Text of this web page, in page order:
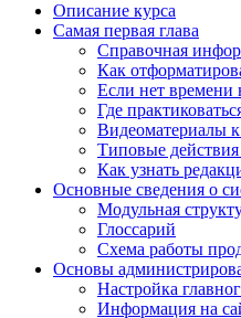
Описание курса
Самая первая глава
Справочная
Как
Если нет времени
Где
Видеоматериалы
Типовые действия
Как узнать
Основные сведения о
Модульная
Глоссарий
Схема работы
Основы
Настройка
Информация на